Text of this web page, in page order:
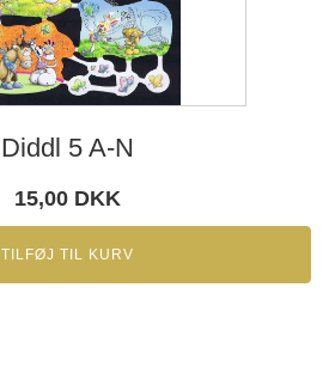
Diddl 5 A-N
15,00 DKK
TILFØJ TIL KURV